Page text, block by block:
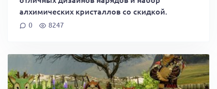
алхимических кристаллов со скидкой.
0 8247